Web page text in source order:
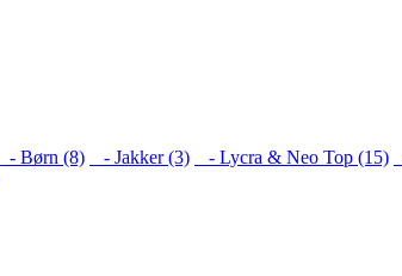
- Børn (8) - Jakker (3) - Lycra & Neo Top (15)